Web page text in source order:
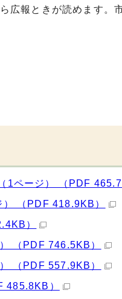
広報ときが読めます。
ページ） （PDF
（PDF 418.9KB）
）
（PDF 746.5KB）
（PDF 557.9KB）
485.8KB）